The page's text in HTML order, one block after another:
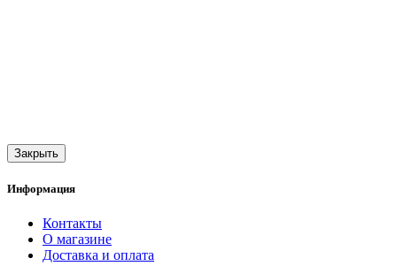
Закрыть
Информация
Контакты
О магазине
Доставка и оплата